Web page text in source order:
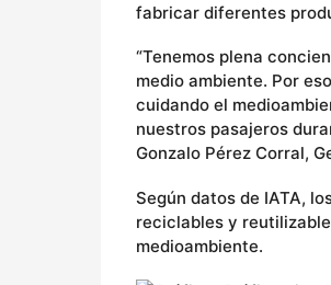
fabricar diferentes
“Tenemos plena
medio ambiente. Por
cuidando el
nuestros pasajeros
Gonzalo Pérez Corral,
Según datos de IATA,
reciclables y
medioambiente.